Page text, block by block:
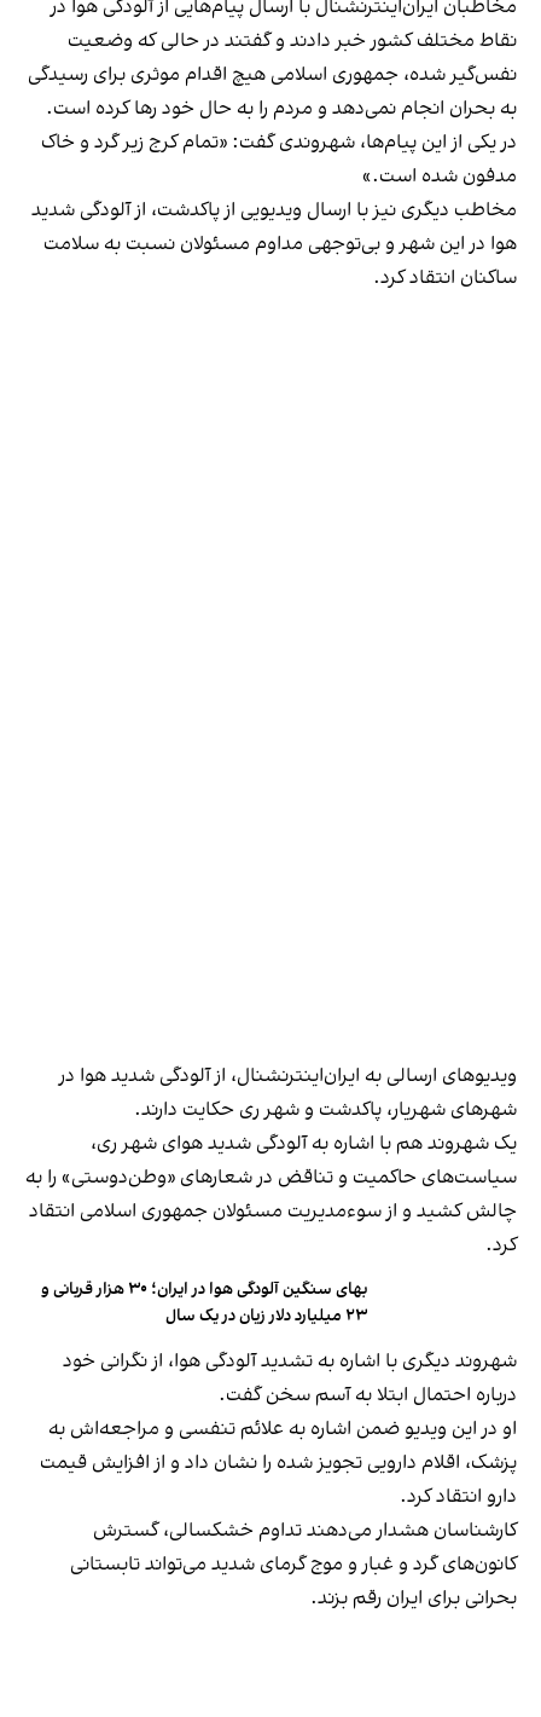
مخاطبان ایران‌اینترنشنال با ارسال پیام‌هایی از آلودگی هوا در
نقاط مختلف کشور خبر دادند و گفتند در حالی که وضعیت
نفس‌گیر شده، جمهوری اسلامی هیچ اقدام موثری برای رسیدگی
به بحران انجام نمی‌دهد و مردم را به حال خود رها کرده است.
در یکی از این پیام‌ها، شهروندی گفت: «تمام کرج زیر گرد و خاک
مدفون شده است.»
مخاطب دیگری نیز با ارسال ویدیویی از پاکدشت، از آلودگی شدید
هوا در این شهر و بی‌توجهی مداوم مسئولان نسبت به سلامت
ساکنان انتقاد کرد.
ویدیوهای ارسالی به ایران‌اینترنشنال، از آلودگی شدید هوا در
شهرهای شهریار، پاکدشت و شهر ری حکایت دارند.
یک شهروند هم با اشاره به آلودگی شدید هوای شهر ری،
سیاست‌های حاکمیت و تناقض در شعارهای «وطن‌دوستی» را به
چالش کشید و از سوءمدیریت مسئولان جمهوری اسلامی انتقاد
کرد.
بهای سنگین آلودگی هوا در ایران؛ ۳۰ هزار قربانی و
۲۳ میلیارد دلار زیان در یک سال
شهروند دیگری با اشاره به تشدید آلودگی هوا، از نگرانی خود
درباره احتمال ابتلا به آسم سخن گفت.
او در این ویدیو ضمن اشاره به علائم تنفسی و مراجعه‌اش به
پزشک، اقلام دارویی تجویز‌ شده را نشان داد و از افزایش قیمت
دارو انتقاد کرد.
کارشناسان هشدار می‌دهند تداوم خشکسالی، گسترش
کانون‌های گرد و غبار و موج گرمای شدید می‌تواند تابستانی
بحرانی برای ایران رقم بزند.